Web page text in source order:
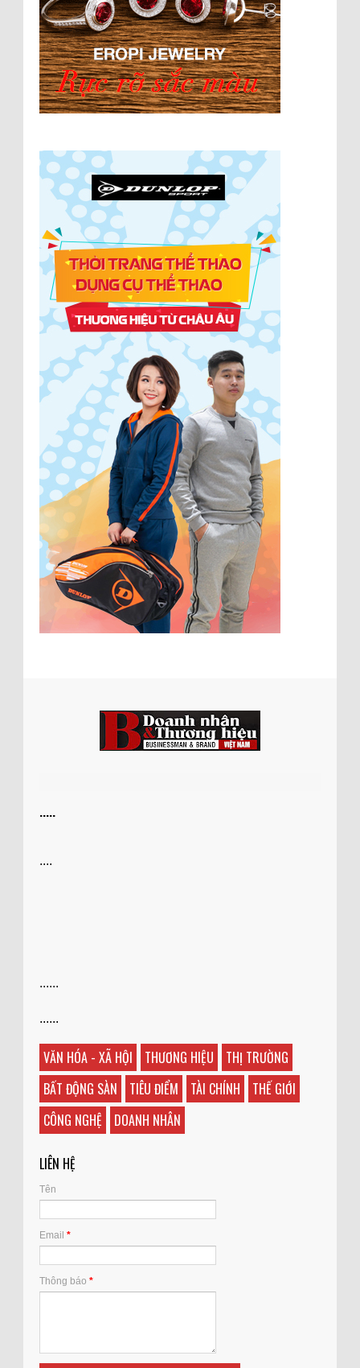
.....
....
......
......
VĂN HÓA - XÃ HỘI THƯƠNG HIỆU
THỊ TRƯỜNG
BẤT ĐỘNG SÀN
TIÊU ĐIỂM TÀI CHÍNH
THẾ GIỚI
CÔNG NGHỆ
DOANH NHÂN
LIÊN HỆ
Tên
Email *
Thông báo *